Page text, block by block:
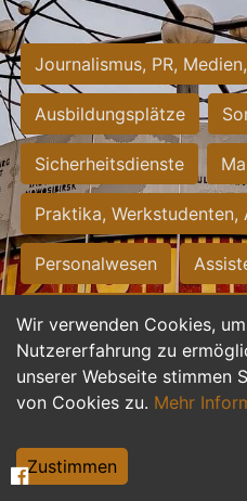
Wir verwenden Cookies,
Nutzererfahrung zu
unserer Webseite stimmen
von Cookies zu. Mehr
Zustimmen
Journalismus, PR,
Ausbildungsplätze
Sicherheitsdienste
Praktika, Werkstudenten,
Personalwesen
Hilfskräfte, Aushilfs- und
Einkauf, Logistik,
Weiterbildung, Studium,
Tourismus